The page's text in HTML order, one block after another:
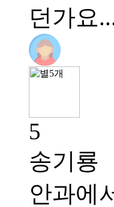
던가요
5
송기룡
안과에